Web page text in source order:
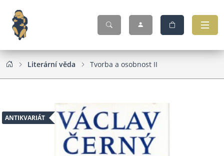
Literární věda Tvorba a osobnost II
ANTIKVARIÁT